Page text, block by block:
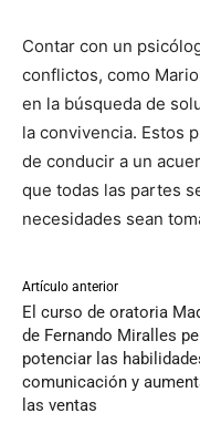
Contar con un
conflictos, como
en la búsqueda de
la convivencia. Estos
de conducir a un
que todas las partes
necesidades sean
Artículo anterior
El curso de oratoria
de Fernando Miralles
potenciar las
comunicación y
las ventas